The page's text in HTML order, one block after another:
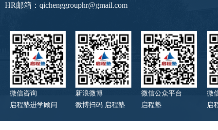
HR邮箱：qichenggrouphr@gmail.com
微信咨询
启程塾进学顾问
新浪微博
微博扫码 启程塾
微信公众平台
启程塾
微
启